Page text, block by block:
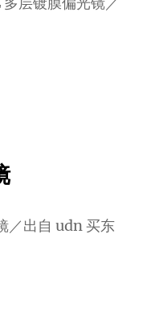
／出自 udn 买东